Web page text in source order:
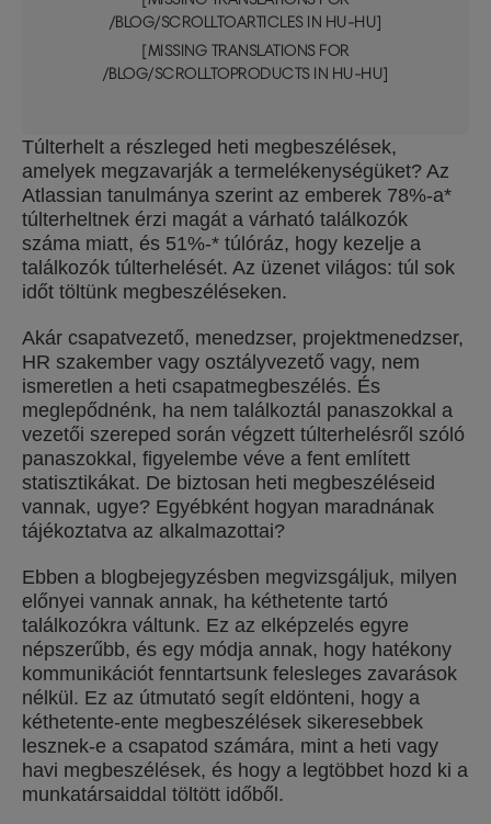
/BLOG/SCROLLTOARTICLES IN HU-HU]
[MISSING TRANSLATIONS FOR
/BLOG/SCROLLTOPRODUCTS IN HU-HU]
Túlterhelt a részleged heti megbeszélések,
amelyek megzavarják a termelékenységüket? Az
Atlassian tanulmánya szerint az emberek 78%-a*
túlterheltnek érzi magát a várható találkozók
száma miatt, és 51%-* túlóráz, hogy kezelje a
találkozók túlterhelését. Az üzenet világos: túl sok
időt töltünk megbeszéléseken.
Akár csapatvezető, menedzser, projektmenedzser,
HR szakember vagy osztályvezető vagy, nem
ismeretlen a heti csapatmegbeszélés. És
meglepődnénk, ha nem találkoztál panaszokkal a
vezetői szereped során végzett túlterhelésről szóló
panaszokkal, figyelembe véve a fent említett
statisztikákat. De biztosan heti megbeszéléseid
vannak, ugye? Egyébként hogyan maradnának
tájékoztatva az alkalmazottai?
Ebben a blogbejegyzésben megvizsgáljuk, milyen
előnyei vannak annak, ha kéthetente tartó
találkozókra váltunk. Ez az elképzelés egyre
népszerűbb, és egy módja annak, hogy hatékony
kommunikációt fenntartsunk felesleges zavarások
nélkül. Ez az útmutató segít eldönteni, hogy a
kéthetente-ente megbeszélések sikeresebbek
lesznek-e a csapatod számára, mint a heti vagy
havi megbeszélések, és hogy a legtöbbet hozd ki a
munkatársaiddal töltött időből.